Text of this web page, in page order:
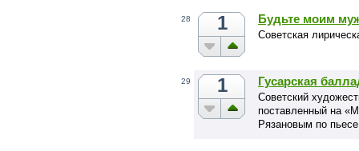
28 1 Будьте моим
Советская
29 1 Гусарская
Советский
поставленный на
Рязановым по